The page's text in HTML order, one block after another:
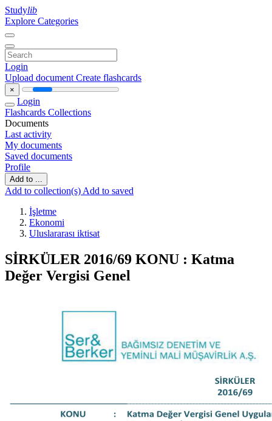
Studylib
Explore Categories
Login
Upload document Create flashcards
×
Login
Flashcards Collections
Documents
Last activity
My documents
Saved documents
Profile
Add to ...
Add to collection(s) Add to saved
İşletme
Ekonomi
Uluslararası iktisat
SİRKÜLER 2016/69 KONU : Katma
Değer Vergisi Genel